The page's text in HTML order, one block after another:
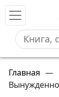
Главная —